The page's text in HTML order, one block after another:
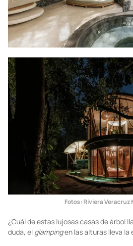
Fotos: Riviera Veracruz
¿Cuál de estas lujosas casas de árbol
duda, el glampingen las alturas lleva la